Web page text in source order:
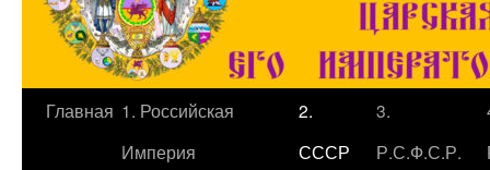
Перейти
Главная 1. Российская
Империя
2.
СССР
3.
Р.С.Ф.С.Р.